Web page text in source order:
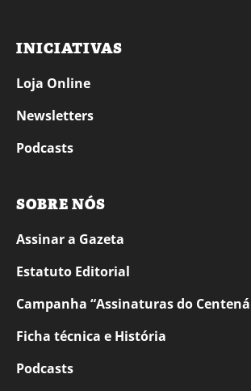
INICIATIVAS
Loja Online
Newsletters
Podcasts
SOBRE NÓS
Assinar a Gazeta
Estatuto Editorial
Campanha “Assinaturas do
Ficha técnica e História
Podcasts